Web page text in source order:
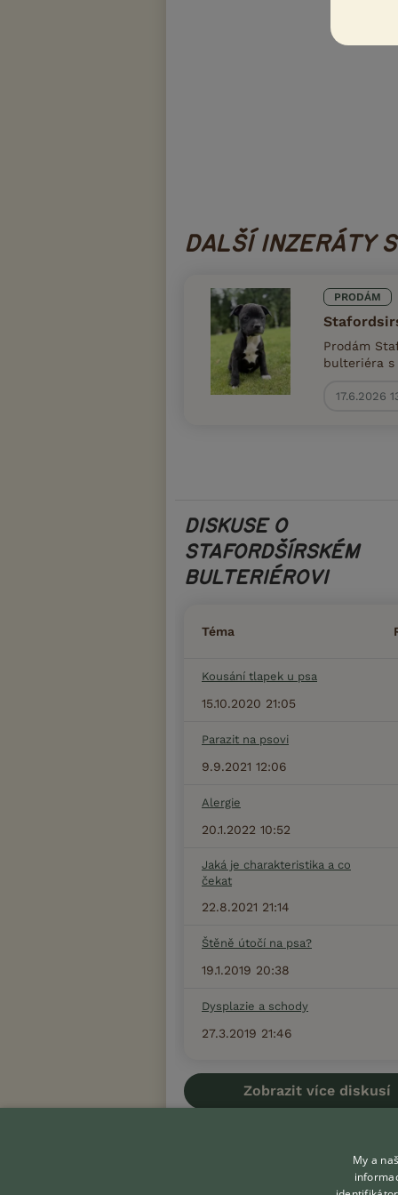
DALŠÍ INZERÁTY
PRODÁM
Prodám
bulteriéra s
17.6.2026
DISKUSE O
STAFORDŠÍRSKÉM
BULTERIÉROVI
Téma
Kousání tlapek u psa
15.10.2020 21:05
Parazit na psovi
9.9.2021 12:06
Alergie
20.1.2022 10:52
Jaká je charakteristika a co
čekat
22.8.2021 21:14
Štěně útočí na psa?
19.1.2019 20:38
Dysplazie a schody
27.3.2019 21:46
Zobrazit více diskusí
My a